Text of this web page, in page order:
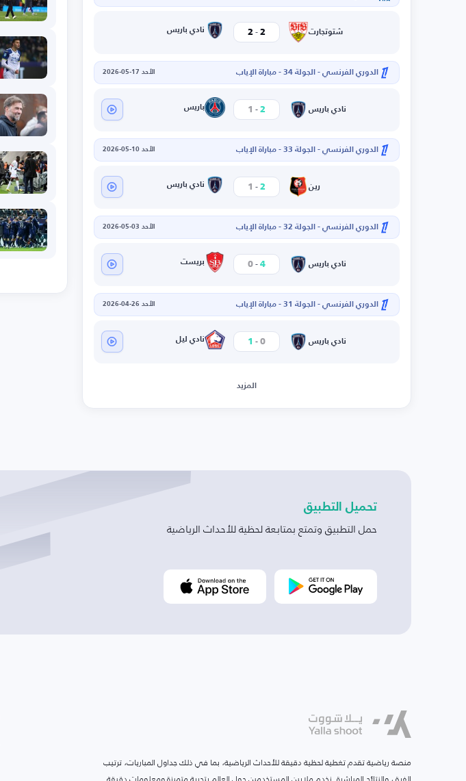
شتوتجارت 2
-
2 نادي باريس
الدوري الفرنسي - الجولة 34 - مباراة الإياب الأحد 17-05-2026
نادي باريس 2
-
1 باريس
الدوري الفرنسي - الجولة 33 - مباراة الإياب الأحد 10-05-2026
رين 2
-
1 نادي باريس
الدوري الفرنسي - الجولة 32 - مباراة الإياب الأحد 03-05-2026
نادي باريس 4
-
0 بريست
الدوري الفرنسي - الجولة 31 - مباراة الإياب الأحد 26-04-2026
نادي باريس 0
-
1 نادي ليل
المزيد
تحميل التطبيق
حمل التطبيق وتمتع بمتابعة لحظية للأحداث الرياضية
منصة رياضية تقدم تغطية لحظية دقيقة للأحداث الرياضية، بما في ذلك جداول المباريات، ترتيب